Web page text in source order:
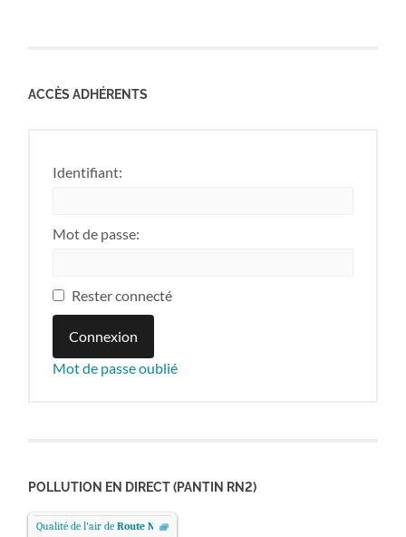
ACCÈS ADHÉRENTS
Identifiant:
Mot de passe:
Rester connecté
Connexion
Mot de passe oublié
POLLUTION EN DIRECT (PANTIN RN2)
Qualité de l'air deRoute Nationale 2 - Pantin, Paris